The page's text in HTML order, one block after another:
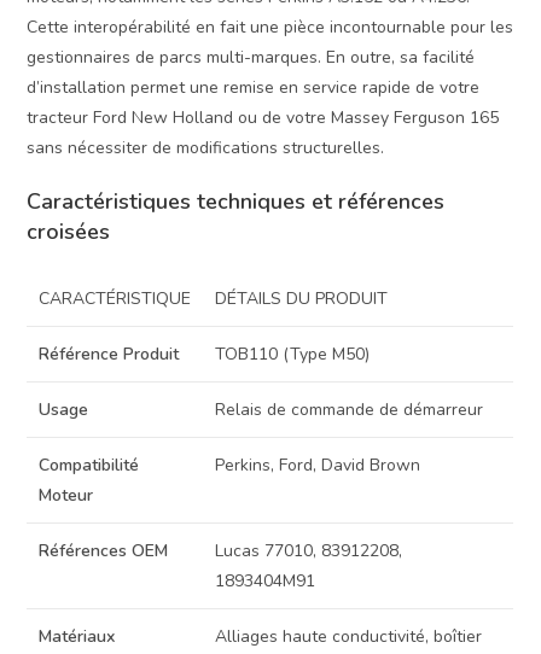
Cette interopérabilité en fait une pièce incontournable pour les
gestionnaires de parcs multi-marques. En outre, sa facilité
d’installation permet une remise en service rapide de votre
tracteur Ford New Holland ou de votre Massey Ferguson 165
sans nécessiter de modifications structurelles.
Caractéristiques techniques et références
croisées
CARACTÉRISTIQUE DÉTAILS DU PRODUIT
Référence Produit TOB110 (Type M50)
Usage Relais de commande de démarreur
Compatibilité
Moteur
Perkins, Ford, David Brown
Références OEM
Lucas 77010, 83912208,
1893404M91
Matériaux
Alliages haute conductivité, boîtier